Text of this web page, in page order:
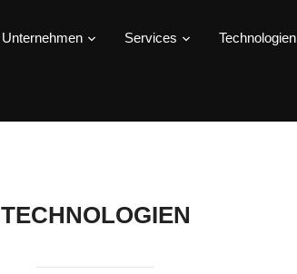
Unternehmen Services Technologien
TECHNOLOGIEN